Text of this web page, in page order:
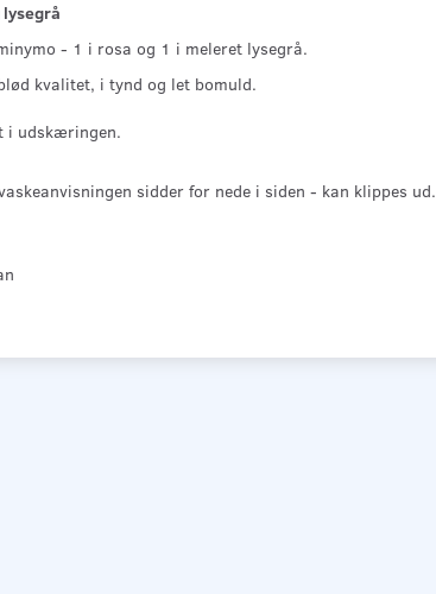
- 1 i rosa og 1 i meleret lysegrå.
kvalitet, i tynd og let bomuld.
i udskæringen.
sidder for nede i siden - kan klippes ud.